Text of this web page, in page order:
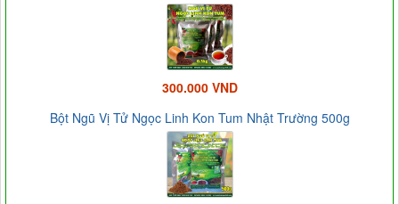
300.000 VND
Bột Ngũ Vị Tử Ngọc Linh Kon Tum Nhật Trường 500g